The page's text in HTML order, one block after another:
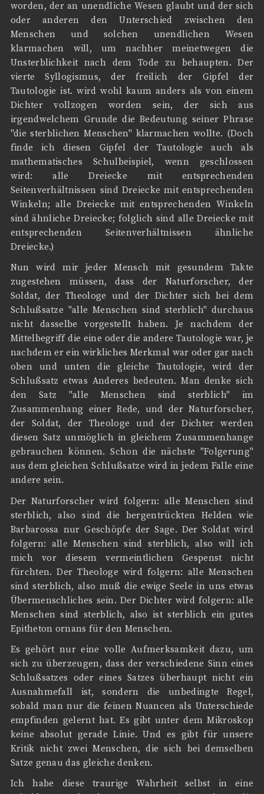
worden, der an unendliche Wesen glaubt und der sich
oder anderen den Unterschied zwischen den
Menschen und solchen unendlichen Wesen
klarmachen will, um nachher meinetwegen die
Unsterblichkeit nach dem Tode zu behaupten. Der
vierte Syllogismus, der freilich der Gipfel der
Tautologie ist. wird wohl kaum anders als von einem
Dichter vollzogen worden sein, der sich aus
irgendwelchem Grunde die Bedeutung seiner Phrase
"die sterblichen Menschen" klarmachen wollte. (Doch
finde ich diesen Gipfel der Tautologie auch als
mathematisches Schulbeispiel, wenn geschlossen
wird: alle Dreiecke mit entsprechenden
Seitenverhältnissen sind Dreiecke mit entsprechenden
Winkeln; alle Dreiecke mit entsprechenden Winkeln
sind ähnliche Dreiecke; folglich sind alle Dreiecke mit
entsprechenden Seitenverhältnissen ähnliche
Dreiecke.)
Nun wird mir jeder Mensch mit gesundem Takte
zugestehen müssen, dass der Naturforscher, der
Soldat, der Theologe und der Dichter sich bei dem
Schlußsatze "alle Menschen sind sterblich" durchaus
nicht dasselbe vorgestellt haben. Je nachdem der
Mittelbegriff die eine oder die andere Tautologie war, je
nachdem er ein wirkliches Merkmal war oder gar nach
oben und unten die gleiche Tautologie, wird der
Schlußsatz etwas Anderes bedeuten. Man denke sich
den Satz "alle Menschen sind sterblich" im
Zusammenhang einer Rede, und der Naturforscher,
der Soldat, der Theologe und der Dichter werden
diesen Satz unmöglich in gleichem Zusammenhange
gebrauchen können. Schon die nächste "Folgerung"
aus dem gleichen Schlußsatze wird in jedem Falle eine
andere sein.
Der Naturforscher wird folgern: alle Menschen sind
sterblich, also sind die bergentrückten Helden wie
Barbarossa nur Geschöpfe der Sage. Der Soldat wird
folgern: alle Menschen sind sterblich, also will ich
mich vor diesem vermeintlichen Gespenst nicht
fürchten. Der Theologe wird folgern: alle Menschen
sind sterblich, also muß die ewige Seele in uns etwas
Übermenschliches sein. Der Dichter wird folgern: alle
Menschen sind sterblich, also ist sterblich ein gutes
Epitheton ornans für den Menschen.
Es gehört nur eine volle Aufmerksamkeit dazu, um
sich zu überzeugen, dass der verschiedene Sinn eines
Schlußsatzes oder eines Satzes überhaupt nicht ein
Ausnahmefall ist, sondern die unbedingte Regel,
sobald man nur die feinen Nuancen als Unterschiede
empfinden gelernt hat. Es gibt unter dem Mikroskop
keine absolut gerade Linie. Und es gibt für unsere
Kritik nicht zwei Menschen, die sich bei demselben
Satze genau das gleiche denken.
Ich habe diese traurige Wahrheit selbst in eine